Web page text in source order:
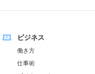
ビジネス
働き方
仕事術